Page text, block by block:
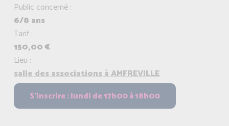
Public concerné :
6/8 ans
Tarif :
150,00 €
Lieu :
salle des associations à AMFREVILLE